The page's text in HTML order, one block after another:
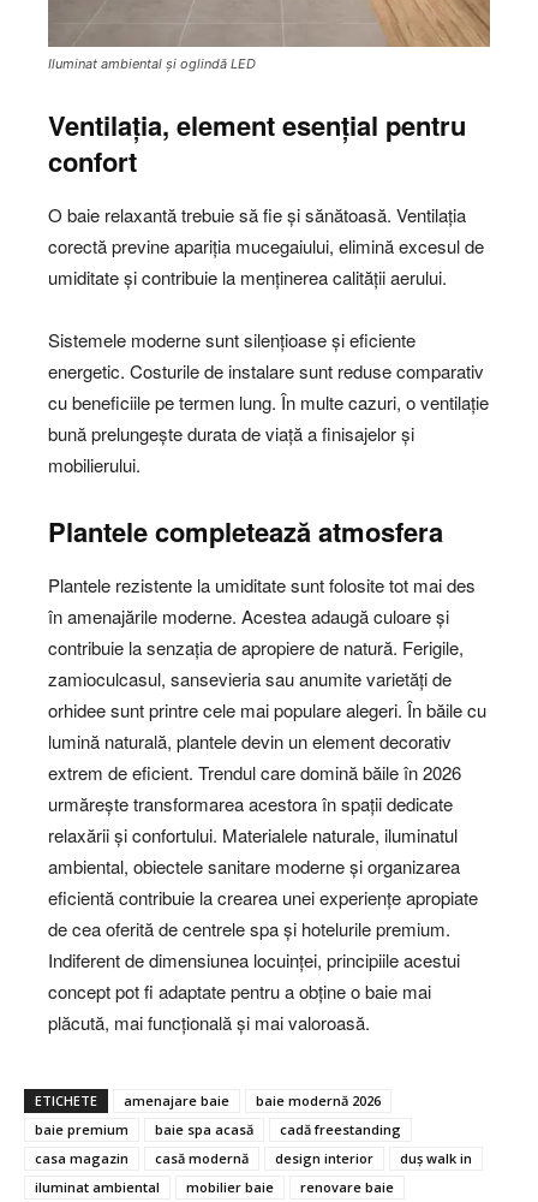
Iluminat ambiental și oglindă LED
Ventilația, element esențial pentru
confort
O baie relaxantă trebuie să fie și sănătoasă. Ventilația
corectă previne apariția mucegaiului, elimină excesul de
umiditate și contribuie la menținerea calității aerului.
Sistemele moderne sunt silențioase și eficiente
energetic. Costurile de instalare sunt reduse comparativ
cu beneficiile pe termen lung. În multe cazuri, o ventilație
bună prelungește durata de viață a finisajelor și
mobilierului.
Plantele completează atmosfera
Plantele rezistente la umiditate sunt folosite tot mai des
în amenajările moderne. Acestea adaugă culoare și
contribuie la senzația de apropiere de natură. Ferigile,
zamioculcasul, sansevieria sau anumite varietăți de
orhidee sunt printre cele mai populare alegeri. În băile cu
lumină naturală, plantele devin un element decorativ
extrem de eficient. Trendul care domină băile în 2026
urmărește transformarea acestora în spații dedicate
relaxării și confortului. Materialele naturale, iluminatul
ambiental, obiectele sanitare moderne și organizarea
eficientă contribuie la crearea unei experiențe apropiate
de cea oferită de centrele spa și hotelurile premium.
Indiferent de dimensiunea locuinței, principiile acestui
concept pot fi adaptate pentru a obține o baie mai
plăcută, mai funcțională și mai valoroasă.
ETICHETE amenajare baie
baie modernă 2026
baie premium
baie spa acasă
cadă freestanding
casa magazin
casă modernă design interior
duș walk in
iluminat ambiental
mobilier baie
renovare baie